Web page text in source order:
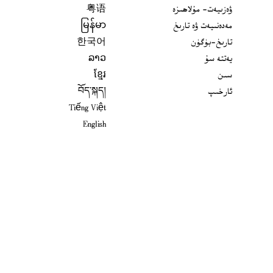
ۋەزىيەت- مۇلاھىزە
مەدەنىيەت ۋە تارىخ
تارىخ-بۈگۈن
يەتتە سۇ
سىن
ئارخىپ
粤语
မြန်မာ
한국어
ລາວ
ខ្មែរ
བོད་སྐད།
Tiếng Việt
English